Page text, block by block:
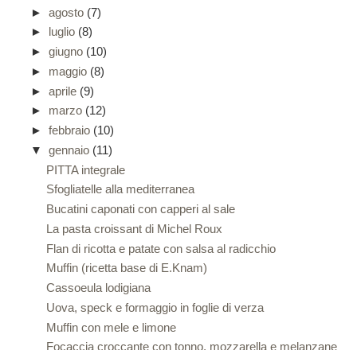
► agosto (7)
►
luglio (8)
► giugno (10)
► maggio (8)
► aprile (9)
► marzo (12)
► febbraio (10)
▼ gennaio (11)
PITTA integrale
Sfogliatelle alla mediterranea
Bucatini caponati con capperi al sale
La pasta croissant di Michel Roux
Flan di ricotta e patate con salsa al radicchio
Muffin (ricetta base di E.Knam)
Cassoeula lodigiana
Uova, speck e formaggio in foglie di verza
Muffin con mele e limone
Focaccia croccante con tonno, mozzarella e melanzane